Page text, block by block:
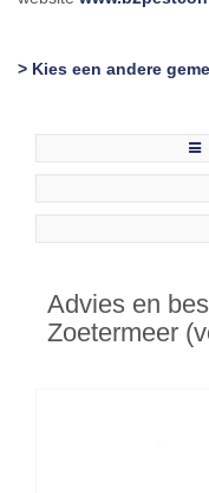
> Kies een andere
Advies en
Zoetermeer